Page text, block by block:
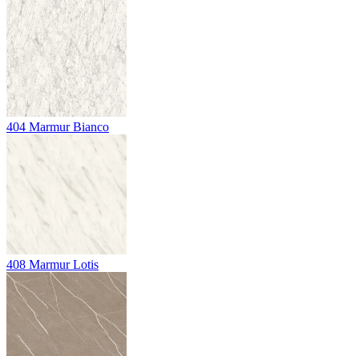
404 Marmur Bianco
408 Marmur Lotis